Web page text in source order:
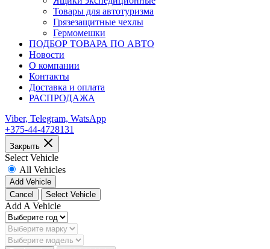
Товары для автотуризма
Грязезащитные чехлы
Гермомешки
ПОДБОР ТОВАРА ПО АВТО
Новости
О компании
Контакты
Доставка и оплата
РАСПРОДАЖА
Viber, Telegram, WatsApp
+375-44-4728131
Закрыть
Select Vehicle
All Vehicles
Add Vehicle
Cancel
Select Vehicle
Add A Vehicle